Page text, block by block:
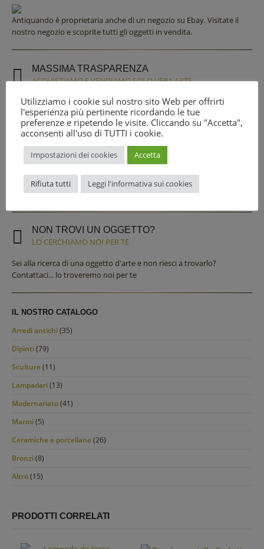
Antiquando è proprietaria anche di un negozio su Ebay. Visitate il
nostro negozio e scoprite tutti gli oggetti in vendita.
MASSIMA TRASPARENZA
ACQUISTIAMO E VENDIAMO SOLO VERA ARTE
Correttezza, professionalità e il miglior rapporto qualità/prezzo sono
i nostri obiettivi perseguiti nel corso degli anni.
CONTATTACI
SIAMO A TUA COMPLETA DISPOSIZIONE
Per informazioni sui prodotti del nostro catalogo o per preventivi e
valutazioni gratuite non esitare a contattarci
NON TROVI UN OGGETTO?
LO CERCHIAMO NOI PER TE
Sei alla ricerca di una oggetto d'arte e non riesci a trovarlo?
Contattaci... lo troveremo noi per te
IL NOSTRO CATALOGO
Arredi antichi(35)
Dipinti(79)
Sculture(11)
Lampadari(13)
Modernariato(41)
Marmi(5)
Ceramiche e porcellane(26)
Bronzi(8)
Altro(15)
PRODOTTI CORRELATI
Utilizziamo i cookie sul nostro sito Web per offrirti
l'esperienza più pertinente ricordando le tue
preferenze e ripetendo le visite. Cliccando su "Accetta",
acconsenti all'uso di TUTTI i cookie.
Impostazioni dei cookies Accetta
Rifiuta tutti Leggi l'informativa sui cookies